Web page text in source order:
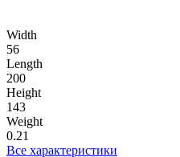
Width
56
Length
200
Height
143
Weight
0.21
Все характеристики